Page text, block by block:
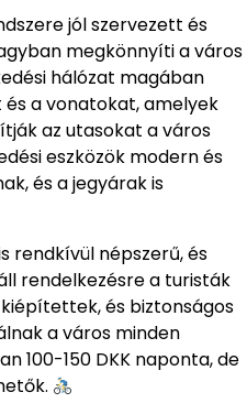
jól szervezett és
megkönnyíti a város
hálózat magában
a vonatokat, amelyek
az utasokat a város
eszközök modern és
és a jegyárak is
rendkívül népszerű, és
rendelkezésre a turisták
és biztonságos
a város minden
100-150 DKK naponta, de